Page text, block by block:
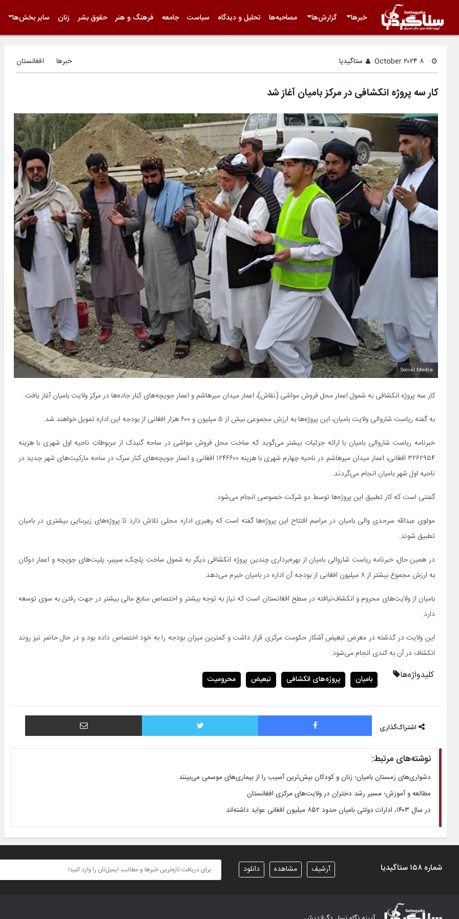
خبرها گزارش‌ها مصاحبه‌ها تحلیل و دیدگاه سیاست جامعه فرهنگ و هنر حقوق بشر زنان سایر بخش‌ها
ستاگیدیا خبرها افغانستان
کار سه پروژه انکشافی در مرکز بامیان آغاز شد
Social Media
کار سه پروژه انکشافی به شمول اعمار محل فروش مواشی (نقاش)، اعمار میدان میرهاشم و اعمار جویچه‌های کنار جاده‌ها در مرکز ولایت بامیان آغاز یافت.
به گفته ریاست شاروالی ولایت بامیان، این پروژه‌ها به ارزش مجموعی بیش از ۵ میلیون و ۶۰۰ هزار افغانی از بودجه این اداره تمویل خواهند شد.
خبرنامه ریاست شاروالی بامیان با ارائه جزئیات بیشتر می‌گوید که ساخت محل فروش مواشی در ساحه گنبدک از مربوطات ناحیه اول شهری با هزینه
۳۲۶۲۹۵۴ افغانی، اعمار میدان میرهاشم در ناحیه چهارم شهری با هزینه ۱۲۴۶۶۰۰ افغانی و اعمار جویچه‌های کنار سرک در ساحه مارکیت‌های شهر جدید در
ناحیه اول شهر بامیان انجام می‌گردند.
گفتنی است که کار تطبیق این پروژه‌ها توسط دو شرکت خصوصی انجام می‌شود.
مولوی عبدالله سرحدی والی بامیان در مراسم افتتاح این پروژه‌ها گفته است که رهبری اداره محلی تلاش دارد تا پروژه‌های زیربنایی بیشتری در بامیان
تطبیق شوند.
در همین حال، خبرنامه ریاست شاروالی بامیان از بهره‌برداری چندین پروژه انکشافی دیگر به شمول ساخت پلچک، سیببر، پلیت‌های جویچه و اعمار دوکان
به ارزش مجموع بیشتر از ۸ میلیون افغانی از بودجه آن اداره در بامیان خبرم می‌دهد.
بامیان از ولایت‌های محروم و انکشاف‌نیافته در سطح افغانستان است که نیاز به توجه بیشتر و اختصاص منابع مالی بیشتر در جهت رفتن به سوی توسعه
دارد.
این ولایت در گذشته در معرض تبعیض آشکار حکومت مرکزی قرار داشت و کمترین میزان بودجه را به خود اختصاص داده بود و در حال حاضر نیز روند
انکشاف در آن به کندی انجام می‌شود.
کلیدواژه‌ها بامیان پروژه‌های انکشافی تبعیض محرومیت
اشتراک‌گذاری
فیس بوک توییتر اشتراک با ایمیل
نوشته‌های مرتبط:
دشواری‌های زمستان بامیان؛ زنان و کودکان بیش‌ترین آسیب را از بیماری‌های موسمی می‌بینند
مطالعه و آموزش؛ مسیر رشد دختران در ولایت‌های مرکزی افغانستان
در سال ۱۴۰۳، ادارات دولتی بامیان حدود ۸۵۲ میلیون افغانی عواید داشته‌اند
شماره ۱۵۸ ستاگیدیا دانلود مشاهده آرشیف